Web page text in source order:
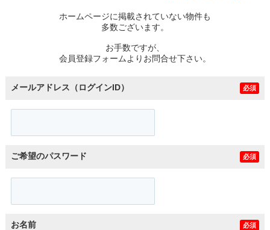
ホームページに掲載されていない物件も
多数ございます。
お手数ですが、
会員登録フォームよりお問合せ下さい。
メールアドレス（ログインID） 必須
ご希望のパスワード 必須
お名前 必須